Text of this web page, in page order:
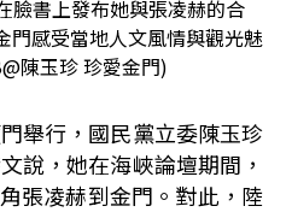
臉書上發布她與張凌赫的合
門感受當地人文風情與觀光魅
陳玉珍 珍愛金門)
舉行，國民黨立委陳玉珍
說，她在海峽論壇期間，
張凌赫到金門。對此，陸